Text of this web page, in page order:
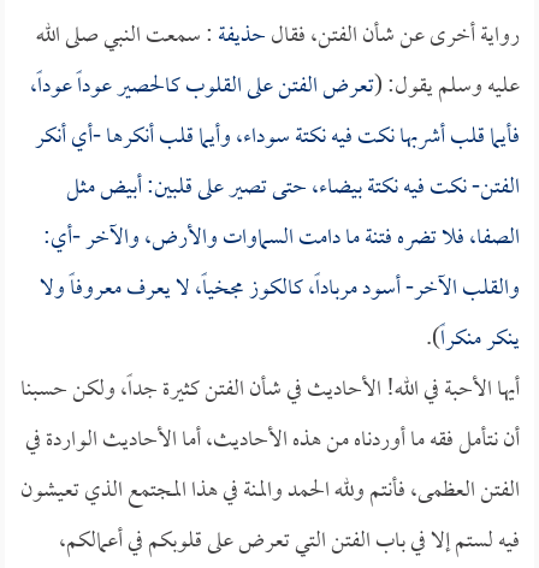
رواية أخرى عن شأن الفتن، فقالحذيفة: سمعت النبي صلى الله
عليه وسلم يقول: (تعرض الفتن على القلوب كالحصير عوداً عوداً،
فأيما قلب أشربها نكت فيه نكتة سوداء، وأيما قلب أنكرها -أي أنكر
الفتن- نكت فيه نكتة بيضاء، حتى تصير على قلبين: أبيض مثل
الصفا، فلا تضره فتنة ما دامت السماوات والأرض، والآخر -أي:
والقلب الآخر- أسود مرباداً، كالكوز مجخياً، لا يعرف معروفاً ولا
ينكر منكراً).
أيها الأحبة في الله! الأحاديث في شأن الفتن كثيرة جداً، ولكن حسبنا
أن نتأمل فقه ما أوردناه من هذه الأحاديث، أما الأحاديث الواردة في
الفتن العظمى، فأنتم ولله الحمد والمنة في هذا المجتمع الذي تعيشون
فيه لستم إلا في باب الفتن التي تعرض على قلوبكم في أعمالكم،